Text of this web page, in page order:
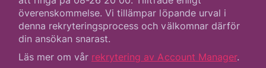
överenskommelse. Vi tillämpar löpande urval i
denna rekryteringsprocess och välkomnar därför
din ansökan snarast.
Läs mer om vår rekrytering av Account Manager.